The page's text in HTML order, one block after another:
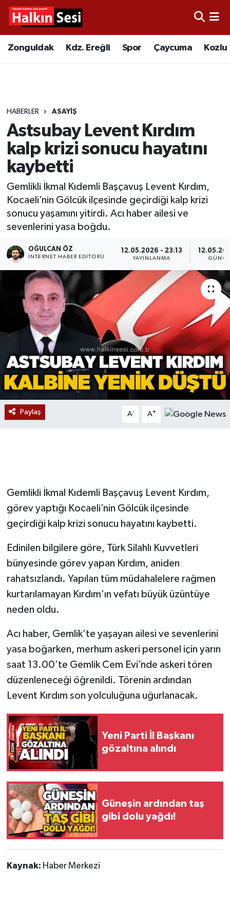
Zonguldak Kdz. Ereğli Spor Çaycuma Kozlu
HABERLER ASAYIŞ
Astsubay Levent Kırdım
kalp krizi sonucu hayatını
kaybetti
Gemlikli İkmal Kıdemli Başçavuş Levent Kırdım,
Kocaeli’nin Gölcük ilçesinde geçirdiği kalp krizi
sonucu yaşamını yitirdi. Acı haber ailesi ve
sevenlerini yasa boğdu.
OĞULCAN ÖZ
İNTERNET HABER EDITÖRÜ
12.05.2026 - 23:13
YAYINLANMA
Paylaş A- A+
Gemlikli İkmal Kıdemli Başçavuş Levent Kırdım,
görev yaptığı Kocaeli’nin Gölcük ilçesinde
geçirdiği kalp krizi sonucu hayatını kaybetti.
Edinilen bilgilere göre, Türk Silahlı Kuvvetleri
bünyesinde görev yapan Kırdım, aniden
rahatsızlandı. Yapılan tüm müdahalelere rağmen
kurtarılamayan Kırdım’ın vefatı büyük üzüntüye
neden oldu.
Acı haber, Gemlik’te yaşayan ailesi ve sevenlerini
yasa boğarken, merhum askeri personel için yarın
saat 13.00’te Gemlik Cem Evi’nde askeri tören
düzenleneceği öğrenildi. Törenin ardından
Levent Kırdım son yolculuğuna uğurlanacak.
Yeni Parti İl Başkanı
gözaltına alındı
Güneşin ardından taş
gibi dolu yağdı!
Kaynak: Haber Merkezi
Video
Çaycuma
Alaplı
Asayiş
Bartın
Karabük
Devrek
Bolu
ÇEVRE
BİLİM VE TEKNOLOJİ
DUNYA
Düzce
Eğitim
Gökçebey
GÜNDEM
Kilimli
Kültür - Sanat
Resmi İlan
Röportaj
Sağlık
SİYASET
Spor
Ulusal
Yaşam
Merkez Hava Durumu
Süper Lig Puan Durumu ve Fikstür
Tüm Manşetler
Son Dakika Haberleri
Haber Arşivi